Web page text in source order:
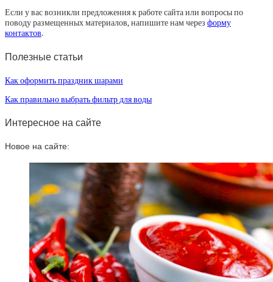
Если у вас возникли предложения к работе сайта или вопросы по
поводу размещенных материалов, напишите нам через форму
контактов.
Полезные статьи
Как оформить праздник шарами
Как правильно выбрать фильтр для воды
Интересное на сайте
Новое на сайте: